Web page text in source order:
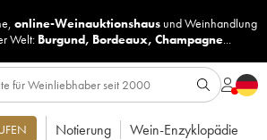
online-Weinauktionshaus undWeinhandlung
Welt: Burgund, Bordeaux, Champagne...
Notierung Wein-Enzyklopädie